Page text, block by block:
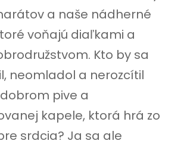
a naše nádherné
voňajú diaľkami a
Kto by sa
neomladol a nerozcítil
pive a
kapele, ktorá hrá zo
srdcia? Ja sa ale